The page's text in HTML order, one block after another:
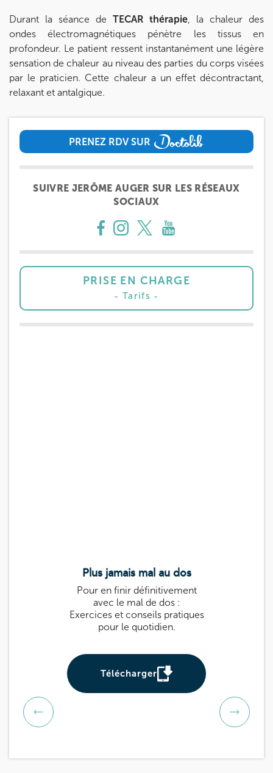
PRENEZ RDV SUR
PRENEZ RDV SUR
SUIVRE JERÔME AUGER SUR LES RÉSEAUX
SOCIAUX
PRISE EN CHARGE
Tarifs
Plus jamais mal au dos
Pour en finir définitivement
avec le mal de dos :
Exercices et conseils pratiques
pour le quotidien.
Télécharger
Durant la séance de TECAR thérapie , la chaleur des
ondes électromagnétiques pénètre les tissus en
profondeur. Le patient ressent instantanément une légère
sensation de chaleur au niveau des parties du corps visées
par le praticien. Cette chaleur a un effet décontractant,
relaxant et antalgique.